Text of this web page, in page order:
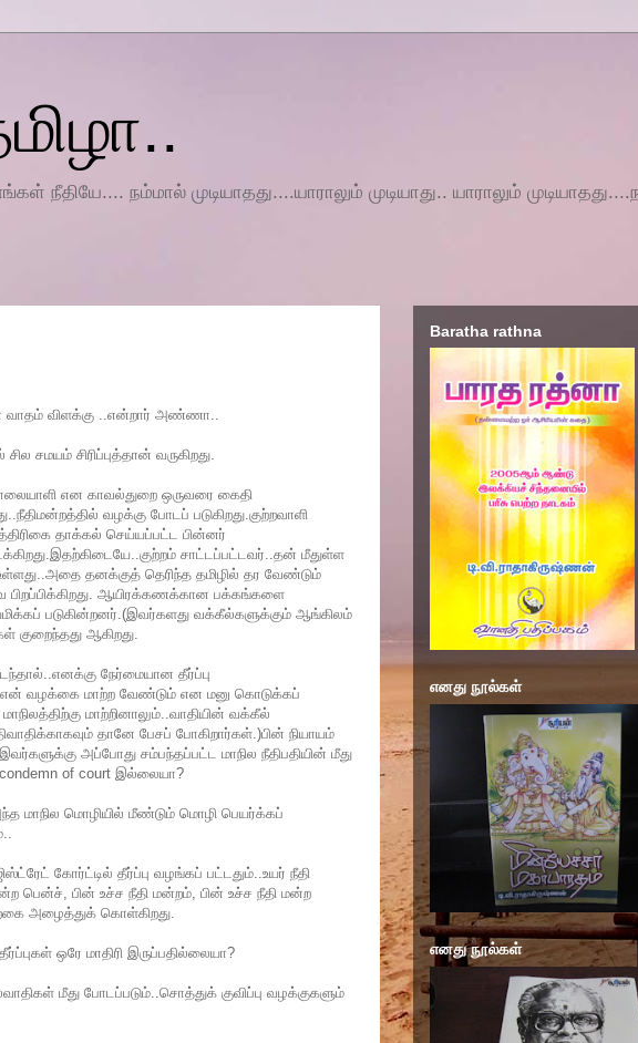
நீதியே.... நம்மால் முடியாதது....யாராலும் முடியாது.. யாராலும்
வாதம் விளக்கு ..என்றார் அண்ணா..
சமயம் சிரிப்புத்தான் வருகிறது.
என காவல்துறை ஒருவரை கைதி
வழக்கு போடப் படுகிறது.குற்றவாளி
தாக்கல் செய்யப்பட்ட பின்னர்
சாட்டப்பட்டவர்..தன் மீதுள்ள
தனக்குத் தெரிந்த தமிழில் தர வேண்டும்
பிறப்பிக்கிறது. ஆயிரக்கணக்கான பக்கங்களை
படுகின்றனர்.(இவர்களது வக்கீல்களுக்கும் ஆங்கிலம்
குறைந்தது ஆகிறது.
நேர்மையான தீர்ப்பு
என் வழக்கை மாற்ற வேண்டும் என மனு கொடுக்கப்
மாநிலத்திற்கு மாற்றினாலும்..வாதியின் வக்கீல்
தானே பேசப் போகிறார்கள்.)பின் நியாயம்
அப்போது சம்பந்தப்பட்ட மாநில நீதிபதியின் மீது
of court இல்லையா?
மாநில மொழியில் மீண்டும் மொழி பெயர்க்கப்
கோர்ட்டில் தீர்ப்பு வழங்கப் பட்டதும்..உயர் நீதி
பென்ச், பின் உச்ச நீதி மன்றம், பின் உச்ச நீதி மன்ற
அழைத்துக் கொள்கிறது.
ஒரே மாதிரி இருப்பதில்லையா?
மீது போடப்படும்..சொத்துக் குவிப்பு வழக்குகளும்
Baratha rathna
எனது நூல்கள்
எனது நூல்கள்